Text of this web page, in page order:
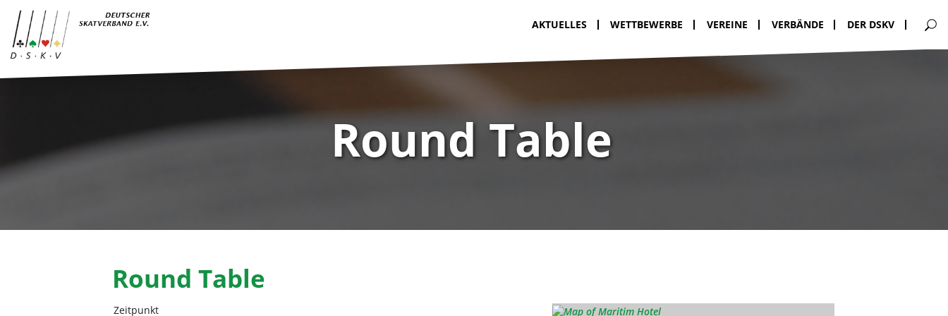
Round Table
Round Table
Zeitpunkt
AKTUELLES WETTBEWERBE VEREINE VERBÄNDE DER DSKV